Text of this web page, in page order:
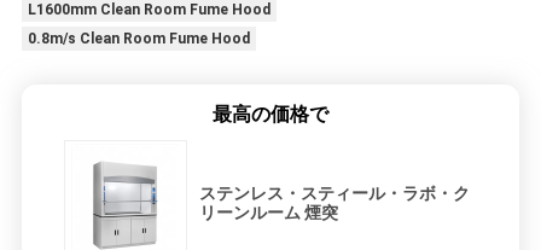
L1600mm Clean Room Fume Hood
0.8m/s Clean Room Fume Hood
最高の価格で
ステンレス・スティール・ラボ・ク
リーンルーム 煙突